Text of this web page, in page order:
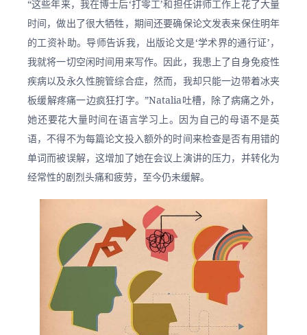
“这些年来，我在博士后‘打零工’和担任讲师工作上花了大量
时间，做出了很大牺牲，期间还要确保论文发表来保住明年
的工资补助。导师告诉我，出版论文是‘学术界的通行证’，
我就将一切空闲时间用来写作。因此，我患上了自身免疫性
疾病以及永久性腕管综合症，然而，我却只能一边带着冰夹
板缓解疼痛一边疯狂打字。”Natalia吐槽，除了病痛之外，
她还要花大量时间在语言学习上。因为自己的母语不是英
语，不得不为每篇论文投入额外的时间来检查是否有用错的
单词而被误解，这增加了她在会议上演讲的压力，并转化为
经常性的剧烈头痛和疲劳，至今仍未缓解。